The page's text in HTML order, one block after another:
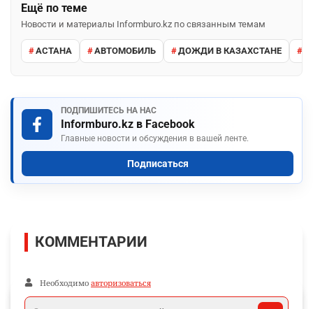
Ещё по теме
Новости и материалы Informburo.kz по связанным темам
АСТАНА АВТОМОБИЛЬ ДОЖДИ В КАЗАХСТАНЕ
ПОДПИШИТЕСЬ НА НАС
Informburo.kz в Facebook
Главные новости и обсуждения в вашей ленте.
Подписаться
КОММЕНТАРИИ
Необходимо авторизоваться